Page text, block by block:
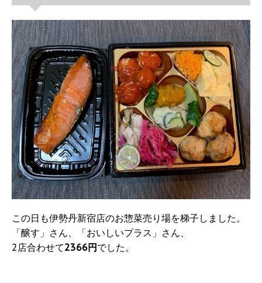
この日も伊勢丹新宿店のお惣菜売り場を梯子しました。
「醸す」さん、「おいしいプラス」さん、
2店合わせて2366円 でした。